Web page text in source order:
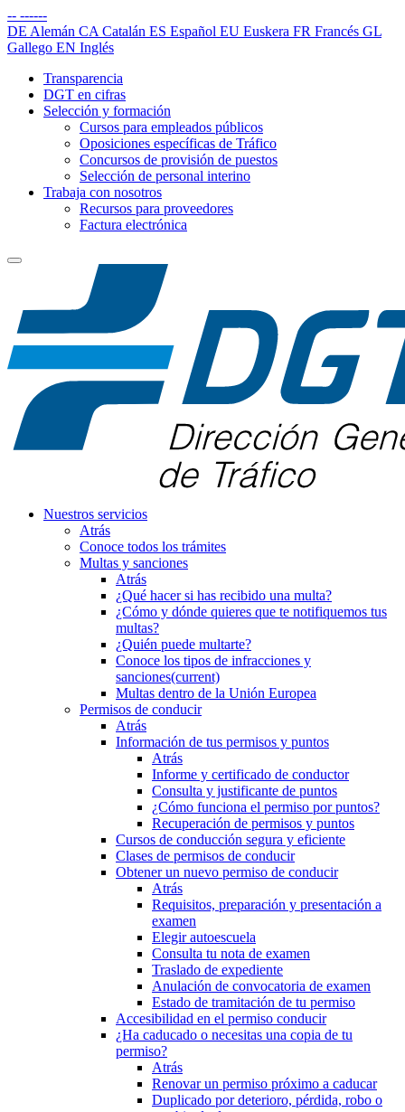
-- ------
DE Alemán CA Catalán ES Español EU Euskera FR Francés GL
Gallego EN Inglés
Transparencia
DGT en cifras
Selección y formación
Cursos para empleados públicos
Oposiciones específicas de Tráfico
Concursos de provisión de puestos
Selección de personal interino
Trabaja con nosotros
Recursos para proveedores
Factura electrónica
Nuestros servicios
Atrás
Conoce todos los trámites
Multas y sanciones
Atrás
¿Qué hacer si has recibido una multa?
¿Cómo y dónde quieres que te notifiquemos tus
multas?
¿Quién puede multarte?
Conoce los tipos de infracciones y
sanciones(current)
Multas dentro de la Unión Europea
Permisos de conducir
Atrás
Información de tus permisos y puntos
Atrás
Informe y certificado de conductor
Consulta y justificante de puntos
¿Cómo funciona el permiso por puntos?
Recuperación de permisos y puntos
Cursos de conducción segura y eficiente
Clases de permisos de conducir
Obtener un nuevo permiso de conducir
Atrás
Requisitos, preparación y presentación a
examen
Elegir autoescuela
Consulta tu nota de examen
Traslado de expediente
Anulación de convocatoria de examen
Estado de tramitación de tu permiso
Accesibilidad en el permiso conducir
¿Ha caducado o necesitas una copia de tu
permiso?
Atrás
Renovar un permiso próximo a caducar
Duplicado por deterioro, pérdida, robo o